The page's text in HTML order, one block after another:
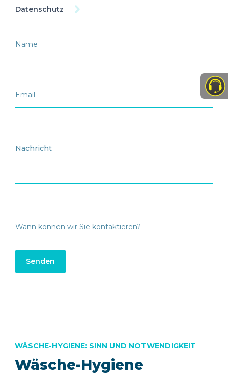
Datenschutz
Senden
Wäsche-Hygiene
WÄSCHE-HYGIENE: SINN UND NOTWENDIGKEIT